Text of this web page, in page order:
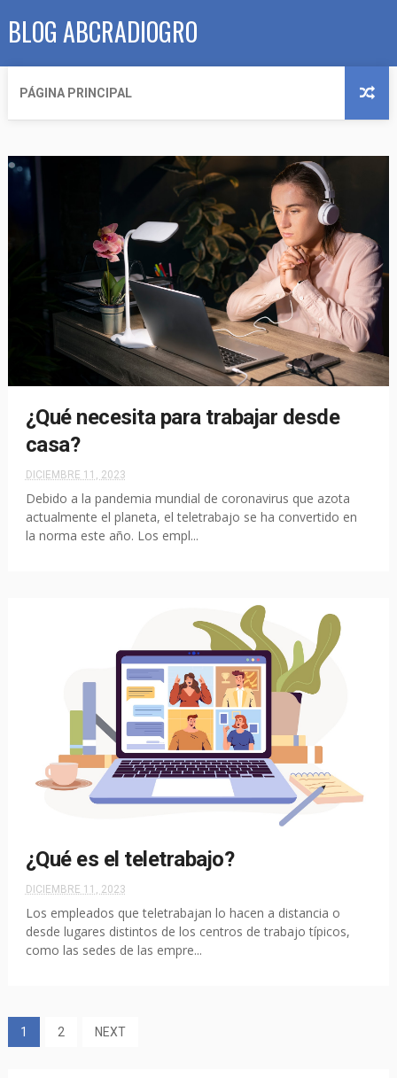
BLOG ABCRADIOGRO
PÁGINA PRINCIPAL
¿Qué necesita para trabajar desde
casa?
DICIEMBRE 11, 2023
Debido a la pandemia mundial de coronavirus que azota
actualmente el planeta, el teletrabajo se ha convertido en
la norma este año. Los empl...
¿Qué es el teletrabajo?
DICIEMBRE 11, 2023
Los empleados que teletrabajan lo hacen a distancia o
desde lugares distintos de los centros de trabajo típicos,
como las sedes de las empre...
1 2 NEXT